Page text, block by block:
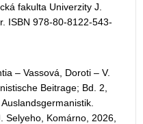
fakulta Univerzity J.
ISBN 978-80-8122-543-
– Vassová, Doroti – V.
Beitrage; Bd. 2,
Selyeho, Komárno, 2026,